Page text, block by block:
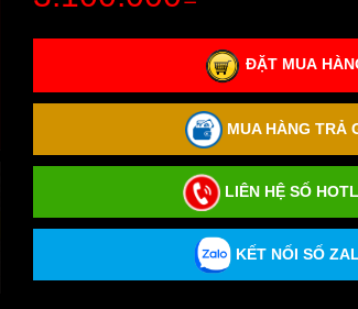
ĐẶT MUA
MUA HÀNG TRẢ
LIÊN HỆ SỐ
KẾT NỐI SỐ